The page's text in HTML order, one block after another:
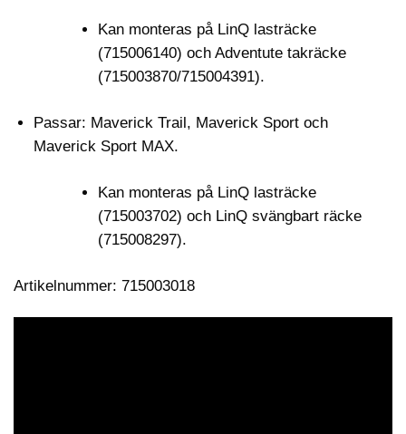
Kan monteras på LinQ lasträcke
(715006140) och Adventute takräcke
(715003870/715004391).
Passar: Maverick Trail, Maverick Sport och
Maverick Sport MAX.
Kan monteras på LinQ lasträcke
(715003702) och LinQ svängbart räcke
(715008297).
Artikelnummer: 715003018